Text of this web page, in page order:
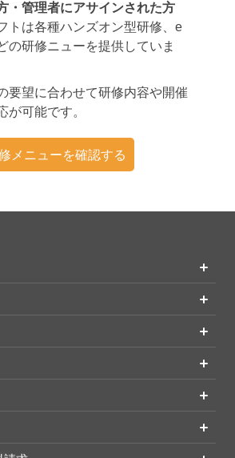
・管理者にアサインされた方
トは各種ハンズオン型研修、e
の研修ニューを提供していま
要望に合わせて研修内容や開催
が可能です。
メニューを確認する